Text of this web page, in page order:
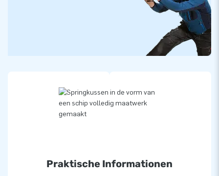
Praktische Informationen